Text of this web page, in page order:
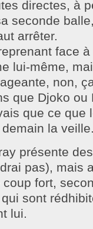
directes, à
seconde
arrêter.
face
lui-même,
non,
que Djoko ou
que ce que
demain la
présente
pas), mais
fort,
sont
lui.